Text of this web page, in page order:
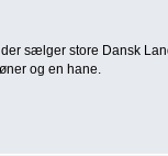
sælger store Dansk
og en hane.